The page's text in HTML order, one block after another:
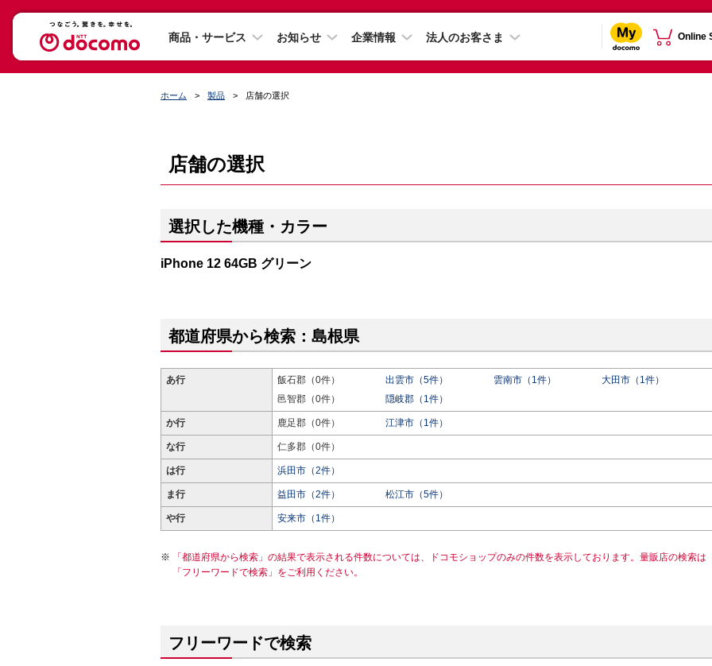
商品・サービス お知らせ 企業情報 法人のお客さま Online
ホーム 製品 店舗の選択
店舗の選択
選択した機種・カラー
iPhone 12 64GB グリーン
都道府県から検索：島根県
あ行 飯石郡（0件） 出雲市（5件） 雲南市（1件）
大田市（1件）
邑智郡（0件）
隠岐郡（1件）
か行 鹿足郡（0件） 江津市（1件）
な行 仁多郡（0件）
は行 浜田市（2件）
ま行 益田市（2件） 松江市（5件）
や行 安来市（1件）
「都道府県から検索」の結果で表示される件数については、ドコモショップのみの件数を表示しております。量販店の検索は
「フリーワードで検索」をご利用ください。
フリーワードで検索